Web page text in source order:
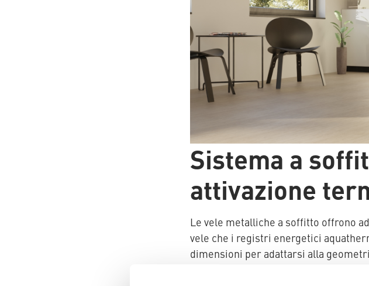
Sistema a
attivazione
Le vele metalliche a soffitto offrono
vele che i registri energetici
dimensioni per adattarsi alla